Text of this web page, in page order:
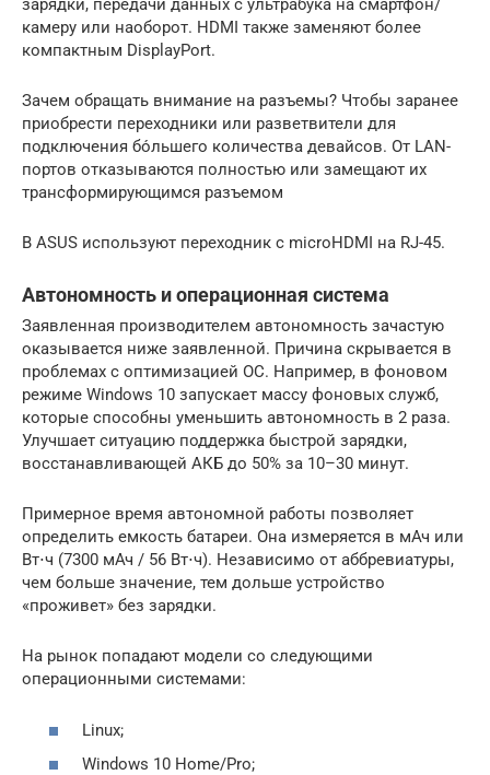
зарядки, передачи данных с ультрабука на смартфон/
камеру или наоборот. HDMI также заменяют более
компактным DisplayPort.
Зачем обращать внимание на разъемы? Чтобы заранее
приобрести переходники или разветвители для
подключения бо́льшего количества девайсов. От LAN-
портов отказываются полностью или замещают их
трансформирующимся разъемом
В ASUS используют переходник с microHDMI на RJ-45.
Автономность и операционная система
Заявленная производителем автономность зачастую
оказывается ниже заявленной. Причина скрывается в
проблемах с оптимизацией ОС. Например, в фоновом
режиме Windows 10 запускает массу фоновых служб,
которые способны уменьшить автономность в 2 раза.
Улучшает ситуацию поддержка быстрой зарядки,
восстанавливающей АКБ до 50% за 10–30 минут.
Примерное время автономной работы позволяет
определить емкость батареи. Она измеряется в мАч или
Вт⋅ч (7300 мАч / 56 Вт⋅ч). Независимо от аббревиатуры,
чем больше значение, тем дольше устройство
«проживет» без зарядки.
На рынок попадают модели со следующими
операционными системами:
Linux;
Windows 10 Home/Pro;